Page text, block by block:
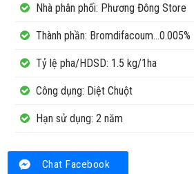
Nhà phân phối: Phương Đông Store
Thành phần: Bromdifacoum...0.005%
Tỷ lệ pha/HDSD: 1.5 kg/1ha
Công dụng: Diệt Chuột
Hạn sử dụng: 2 năm
Chat Facebook